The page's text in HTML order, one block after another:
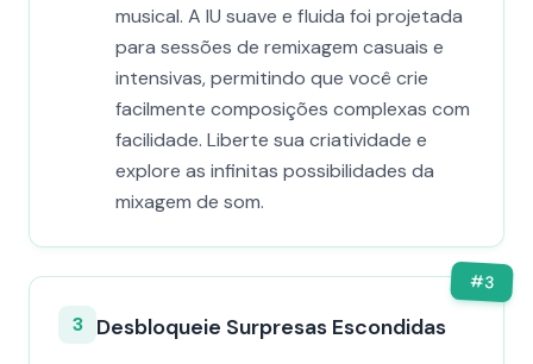
musical. A IU suave e fluida foi projetada
para sessões de remixagem casuais e
intensivas, permitindo que você crie
facilmente composições complexas com
facilidade. Liberte sua criatividade e
explore as infinitas possibilidades da
mixagem de som.
#3
3 Desbloqueie Surpresas Escondidas